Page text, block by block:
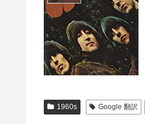
1960s Google 翻訳